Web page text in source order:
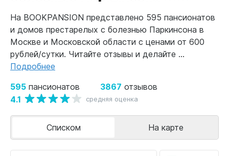
На BOOKPANSION представлено 595 пансионатов
и домов престарелых с болезнью Паркинсона в
Москве и Московской области с ценами от 600
рублей/сутки. Читайте отзывы и делайте ...
Подробнее
595 пансионатов 3867 отзывов
4.1 средняя оценка
Списком На карте